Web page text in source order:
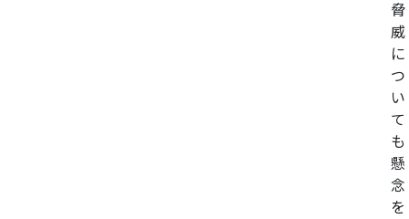
脅
威
に
つ
い
て
も
懸
念
を